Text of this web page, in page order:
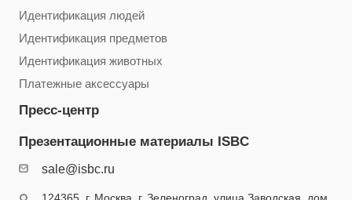
Идентификация людей
Идентификация предметов
Идентификация животных
Платежные аксессуары
Пресс-центр
Презентационные материалы ISBC
sale@isbc.ru